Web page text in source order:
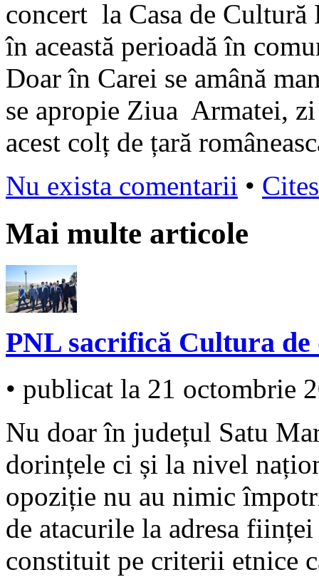
concert la Casa de
în această perioadă în
Doar în Carei se amână
se apropie Ziua Armatei,
acest colț de țară
Nu exista comentarii •
Mai multe articole
PNL sacrifică Cultura
• publicat la 21 octombrie
Nu doar în județul Satu
dorințele ci și la nivel
opoziție nu au nimic
de atacurile la adresa
constituit pe criterii etnice